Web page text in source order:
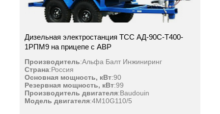
Дизельная электростанция ТСС АД-90С-Т400-
1РПМ9 на прицепе с АВР
Производитель:Альфа Балт Инжиниринг
Страна:Россия
Основная мощность, кВт:90
Резервная мощность, кВт:99
Производитель двигателя:Baudouin
Модель двигателя:4M10G110/5